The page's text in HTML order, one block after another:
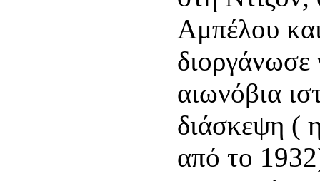
Αμπέλου
διοργάνωσε
αιωνόβια
διάσκεψη (
από το